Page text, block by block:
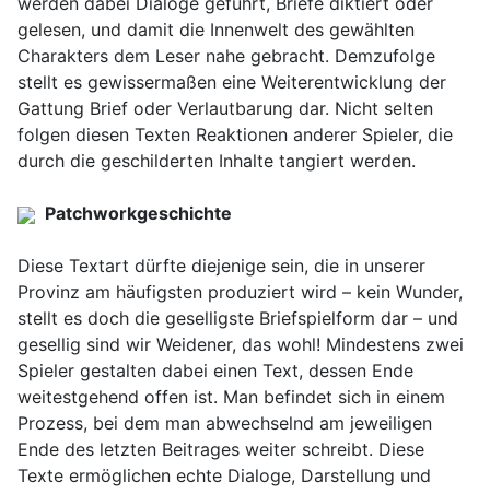
gelesen, und damit die Innenwelt des gewählten
Charakters dem Leser nahe gebracht. Demzufolge
stellt es gewissermaßen eine Weiterentwicklung der
Gattung Brief oder Verlautbarung dar. Nicht selten
folgen diesen Texten Reaktionen anderer Spieler, die
durch die geschilderten Inhalte tangiert werden.
Patchworkgeschichte
Diese Textart dürfte diejenige sein, die in unserer
Provinz am häufigsten produziert wird – kein Wunder,
stellt es doch die geselligste Briefspielform dar – und
gesellig sind wir Weidener, das wohl! Mindestens zwei
Spieler gestalten dabei einen Text, dessen Ende
weitestgehend offen ist. Man befindet sich in einem
Prozess, bei dem man abwechselnd am jeweiligen
Ende des letzten Beitrages weiter schreibt. Diese
Texte ermöglichen echte Dialoge, Darstellung und